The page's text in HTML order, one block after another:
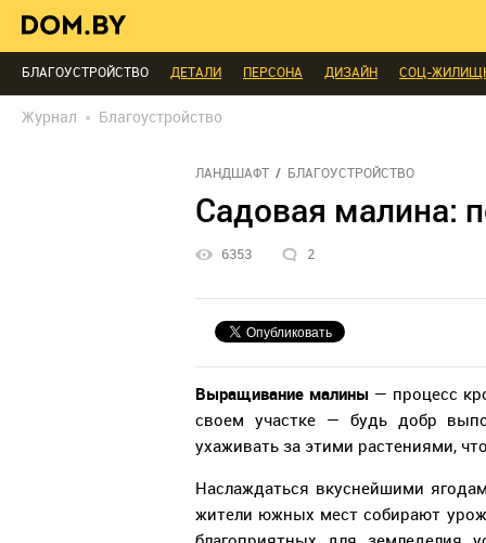
ИНТЕРЬЕР КАК НА КАРТИНКЕ
БЛАГОУСТРОЙСТВО
ДЕТАЛИ ПЕРСОНА ДИЗАЙН
СОЦ-
Журнал Благоустройство
ЛАНДШАФТ БЛАГОУСТРОЙСТВО
Садовая малина:
6353 2
Выращивание малины — процесс
своем участке — будь добр
ухаживать за этими растениями,
Наслаждаться вкуснейшими
жители южных мест собирают